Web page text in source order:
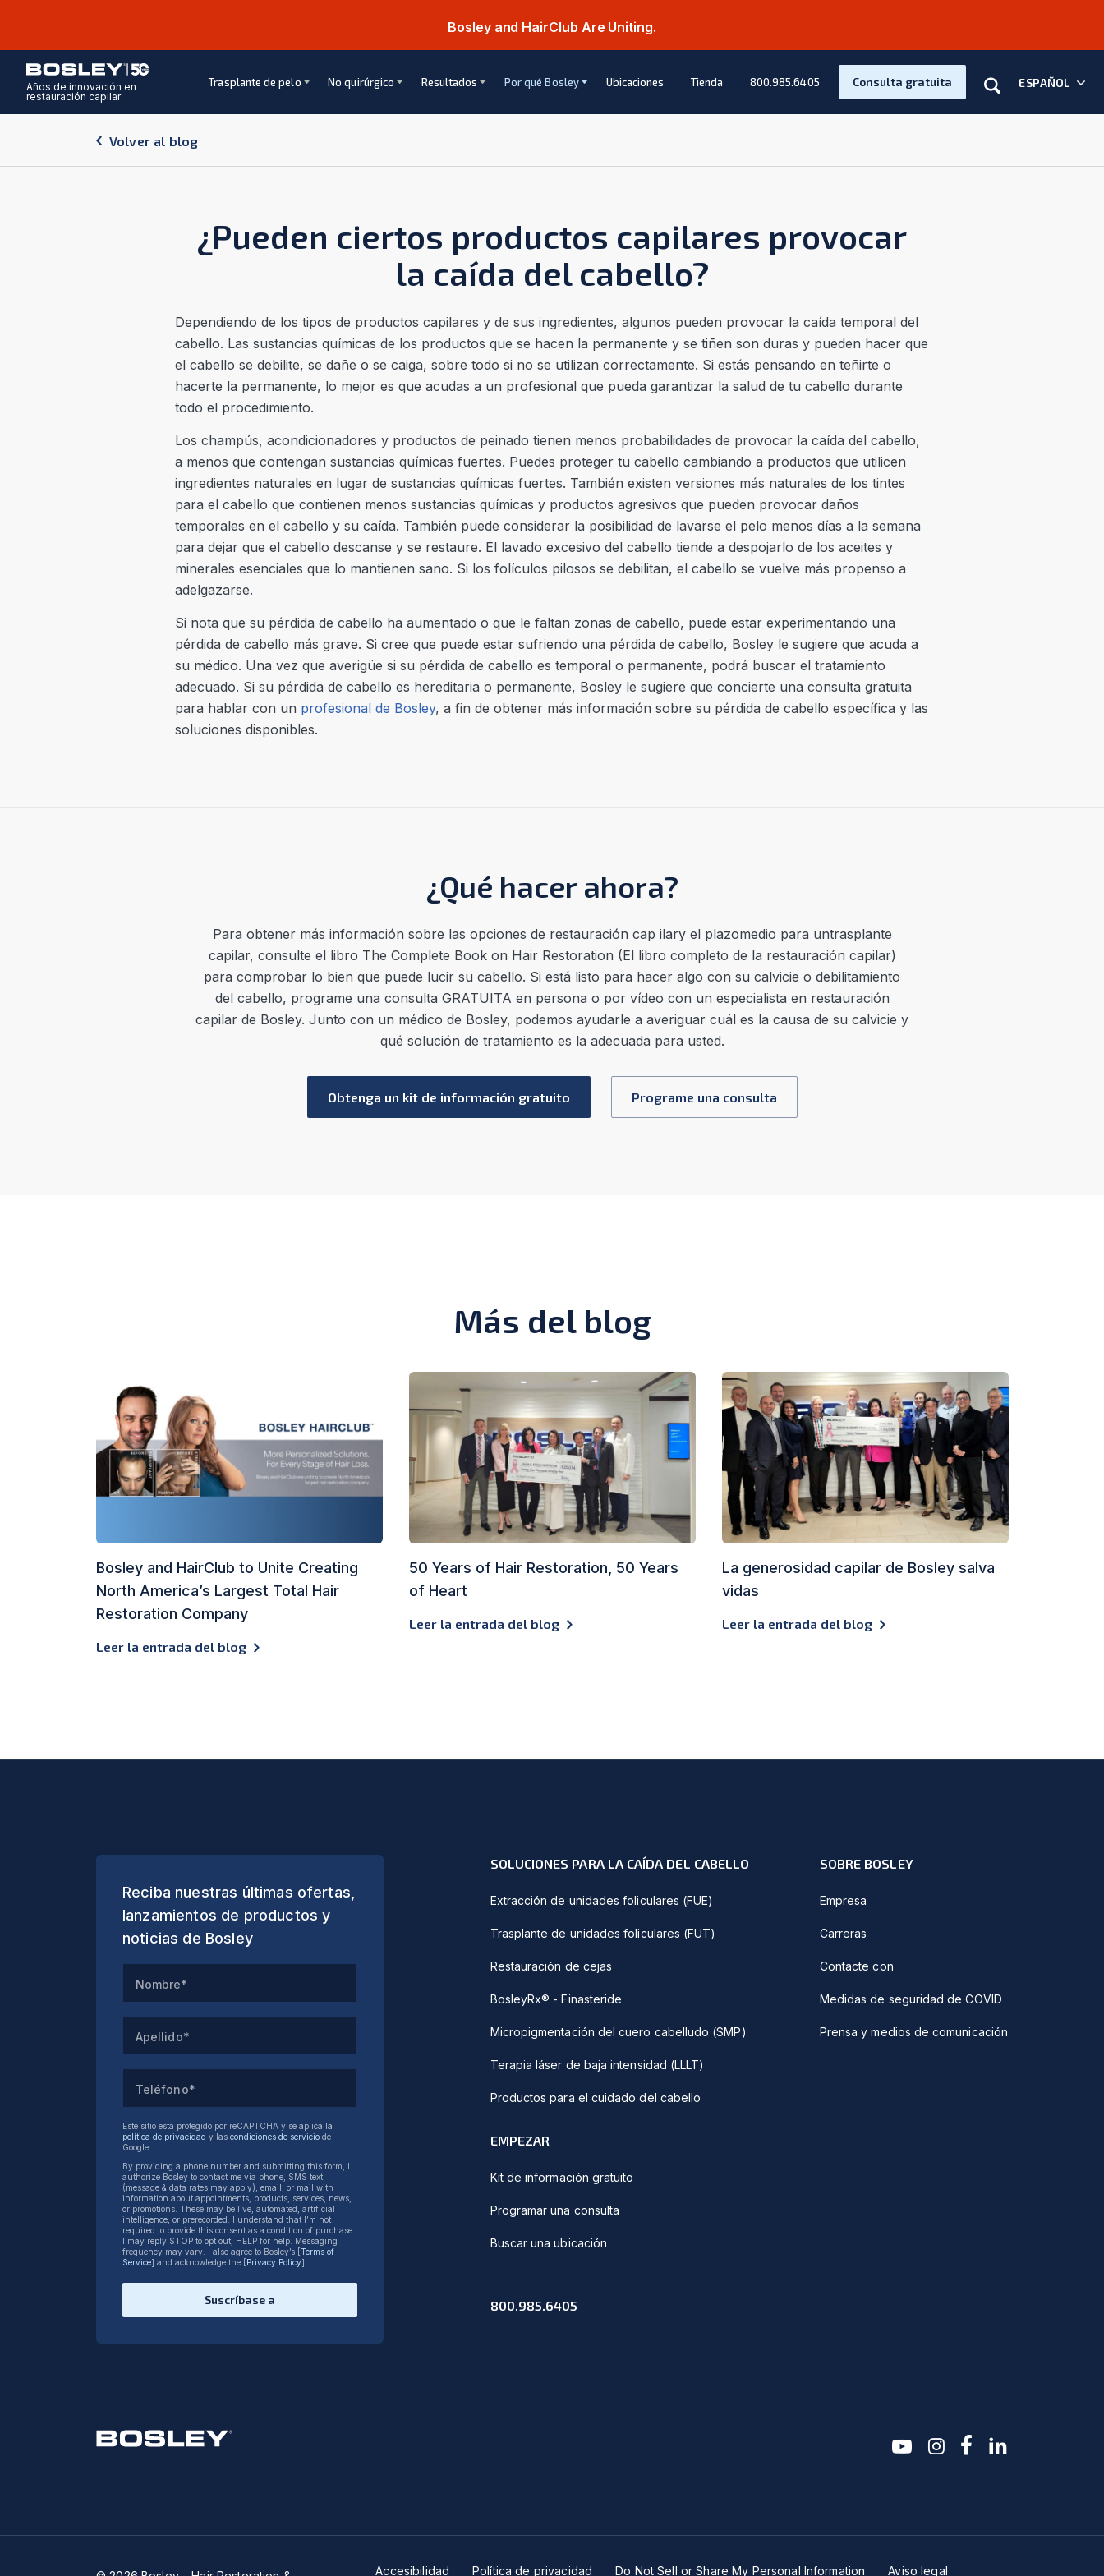
Bosley and HairClub Are Uniting.
Años de innovación en
restauración capilar
Trasplante de pelo No quirúrgico Resultados Por qué Bosley Ubicaciones Tienda 800.985.6405 Consulta gratuita Buscar enESPAÑOL
Volver al blog
¿Pueden ciertos productos capilares provocar
la caída del cabello?
Dependiendo de los tipos de productos capilares y de sus ingredientes, algunos pueden provocar la caída temporal del
cabello. Las sustancias químicas de los productos que se hacen la permanente y se tiñen son duras y pueden hacer que
el cabello se debilite, se dañe o se caiga, sobre todo si no se utilizan correctamente. Si estás pensando en teñirte o
hacerte la permanente, lo mejor es que acudas a un profesional que pueda garantizar la salud de tu cabello durante
todo el procedimiento.
Los champús, acondicionadores y productos de peinado tienen menos probabilidades de provocar la caída del cabello,
a menos que contengan sustancias químicas fuertes. Puedes proteger tu cabello cambiando a productos que utilicen
ingredientes naturales en lugar de sustancias químicas fuertes. También existen versiones más naturales de los tintes
para el cabello que contienen menos sustancias químicas y productos agresivos que pueden provocar daños
temporales en el cabello y su caída. También puede considerar la posibilidad de lavarse el pelo menos días a la semana
para dejar que el cabello descanse y se restaure. El lavado excesivo del cabello tiende a despojarlo de los aceites y
minerales esenciales que lo mantienen sano. Si los folículos pilosos se debilitan, el cabello se vuelve más propenso a
adelgazarse.
Si nota que su pérdida de cabello ha aumentado o que le faltan zonas de cabello, puede estar experimentando una
pérdida de cabello más grave. Si cree que puede estar sufriendo una pérdida de cabello, Bosley le sugiere que acuda a
su médico. Una vez que averigüe si su pérdida de cabello es temporal o permanente, podrá buscar el tratamiento
adecuado. Si su pérdida de cabello es hereditaria o permanente, Bosley le sugiere que concierte una consulta gratuita
para hablar con un profesional de Bosley, a fin de obtener más información sobre su pérdida de cabello específica y las
soluciones disponibles.
¿Qué hacer ahora?
Para obtener más información sobre las opciones de restauración cap ilary el plazomedio para untrasplante
capilar, consulte el libro The Complete Book on Hair Restoration (El libro completo de la restauración capilar)
para comprobar lo bien que puede lucir su cabello. Si está listo para hacer algo con su calvicie o debilitamiento
del cabello, programe una consulta GRATUITA en persona o por vídeo con un especialista en restauración
capilar de Bosley. Junto con un médico de Bosley, podemos ayudarle a averiguar cuál es la causa de su calvicie y
qué solución de tratamiento es la adecuada para usted.
Obtenga un kit de información gratuito Programe una consulta
Más del blog
Bosley and HairClub to Unite Creating
North America’s Largest Total Hair
Restoration Company
Leer la entrada del blog
50 Years of Hair Restoration, 50 Years
of Heart
Leer la entrada del blog
La generosidad capilar de Bosley salva
vidas
Leer la entrada del blog
Reciba nuestras últimas ofertas,
lanzamientos de productos y
noticias de Bosley
Nombre*
Apellido*
Teléfono*
Este sitio está protegido por reCAPTCHA y se aplica la
política de privacidad y las condiciones de servicio de
Google.
By providing a phone number and submitting this form, I
authorize Bosley to contact me via phone, SMS text
(message & data rates may apply), email, or mail with
information about appointments, products, services, news,
or promotions. These may be live, automated, artificial
intelligence, or prerecorded. I understand that I’m not
required to provide this consent as a condition of purchase.
I may reply STOP to opt out, HELP for help. Messaging
frequency may vary. I also agree to Bosley’s [ Terms of
Service] and acknowledge the [ Privacy Policy].
Suscríbase a
SOLUCIONES PARA LA CAÍDA DEL CABELLO
Extracción de unidades foliculares (FUE)
Trasplante de unidades foliculares (FUT)
Restauración de cejas
BosleyRx® - Finasteride
Micropigmentación del cuero cabelludo (SMP)
Terapia láser de baja intensidad (LLLT)
Productos para el cuidado del cabello
SOBRE BOSLEY
Empresa
Carreras
Contacte con
Medidas de seguridad de COVID
Prensa y medios de comunicación
EMPEZAR
Kit de información gratuito
Programar una consulta
Buscar una ubicación
800.985.6405
youtubeinstagram
facebook-f
Accesibilidad Política de privacidad Do Not Sell or Share My Personal Information Aviso legal